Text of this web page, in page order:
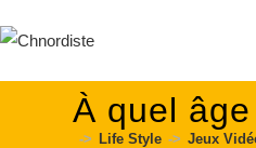
principal
À quel
-> Life Style -> Jeux